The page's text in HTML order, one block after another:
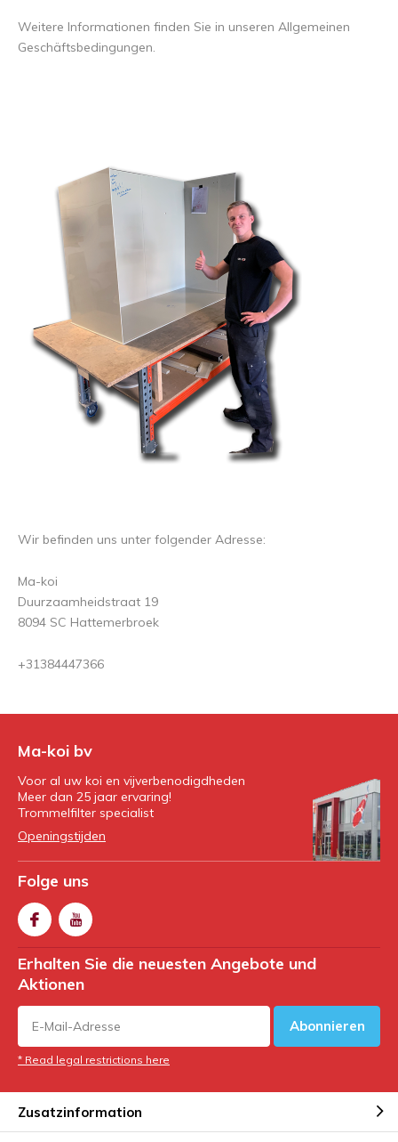
Weitere Informationen finden Sie in unseren Allgemeinen
Geschäftsbedingungen.
Wir befinden uns unter folgender Adresse:
Ma-koi
Duurzaamheidstraat 19
8094 SC Hattemerbroek
+31384447366
Ma-koi bv
Voor al uw koi en vijverbenodigdheden
Meer dan 25 jaar ervaring!
Trommelfilter specialist
Openingstijden
Folge uns
Erhalten Sie die neuesten Angebote und
Aktionen
Abonnieren
* Read legal restrictions here
Zusatzinformation